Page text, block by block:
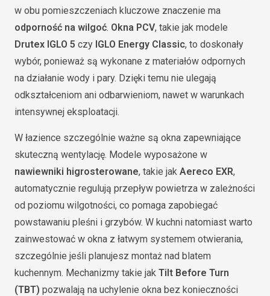
w obu pomieszczeniach kluczowe znaczenie ma
odporność na wilgoć. Okna PCV, takie jak modele
Drutex IGLO 5 czy IGLO Energy Classic, to doskonały
wybór, ponieważ są wykonane z materiałów odpornych
na działanie wody i pary. Dzięki temu nie ulegają
odkształceniom ani odbarwieniom, nawet w warunkach
intensywnej eksploatacji.
W łazience szczególnie ważne są okna zapewniające
skuteczną wentylację. Modele wyposażone w
nawiewniki higrosterowane, takie jak Aereco EXR,
automatycznie regulują przepływ powietrza w zależności
od poziomu wilgotności, co pomaga zapobiegać
powstawaniu pleśni i grzybów. W kuchni natomiast warto
zainwestować w okna z łatwym systemem otwierania,
szczególnie jeśli planujesz montaż nad blatem
kuchennym. Mechanizmy takie jak Tilt Before Turn
(TBT) pozwalają na uchylenie okna bez konieczności